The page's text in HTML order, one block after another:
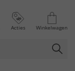
Acties Winkelwagen